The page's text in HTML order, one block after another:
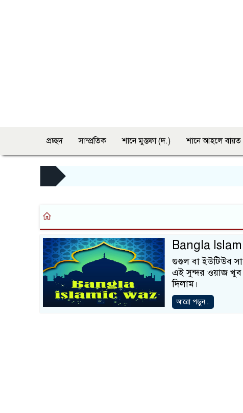
প্রচ্ছদ সাম্প্রতিক শানে মুস্তফা (দ.) শানে আহলে
Bangla
গুগুল বা ইউটিউব
এই সুন্দর ওয়াজ খুব
দিলাম।
আরো পড়ুন...